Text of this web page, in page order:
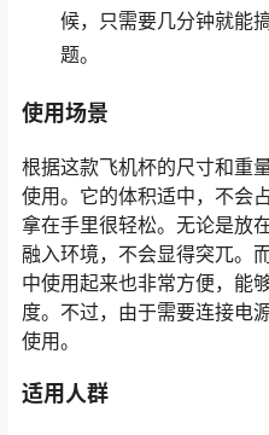
候，只需要几分钟就能
题。
使用场景
根据这款飞机杯的尺寸和重
使用。它的体积适中，不会
拿在手里很轻松。无论是放
融入环境，不会显得突兀。
中使用起来也非常方便，能
度。不过，由于需要连接电
使用。
适用人群